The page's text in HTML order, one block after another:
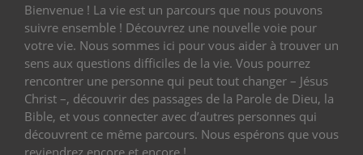
Bienvenue ! La vie est un parcours que nous pouvons
suivre ensemble ! Découvrez une nouvelle voie pour
votre vie. Nous sommes ici pour vous aider à trouver un
sens aux questions difficiles de la vie. Vous pourrez
rencontrer une personne qui peut tout changer – Jésus
Christ –, découvrir des passages de la Parole de Dieu, la
Bible, et vous connecter avec d’autres personnes qui
découvrent ce même parcours. Nous espérons que vous
reviendrez encore et encore !